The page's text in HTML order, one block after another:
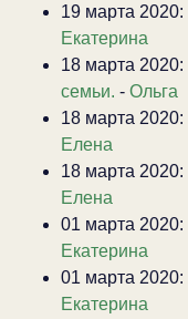
19 марта 2020:
Екатерина
18 марта 2020:
семьи. - Ольга
18 марта 2020:
Елена
18 марта 2020:
Елена
01 марта 2020:
Екатерина
01 марта 2020:
Екатерина